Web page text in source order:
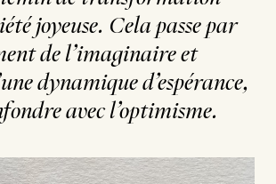
joyeuse. Cela passe par
de l’imaginaire et
dynamique d’espérance,
avec l’optimisme.